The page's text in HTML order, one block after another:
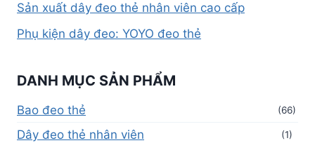
Sản xuất dây đeo thẻ nhân viên cao cấp
Phụ kiện dây đeo: YOYO đeo thẻ
DANH MỤC SẢN PHẨM
Bao đeo thẻ (66)
Dây đeo thẻ nhân viên (1)